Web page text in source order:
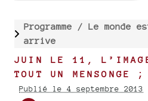
Programme / Le monde
arrive
JUIN LE 11,
TOUT UN MENSONGE
Publié le 4 septembre 2013